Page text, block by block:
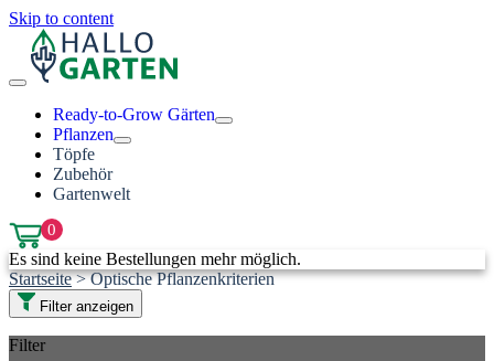
Skip to content
Ready-to-Grow Gärten
Pflanzen
Töpfe
Zubehör
Gartenwelt
0
Es sind keine Bestellungen mehr möglich.
Startseite > Optische Pflanzenkriterien
Filter anzeigen
Filter